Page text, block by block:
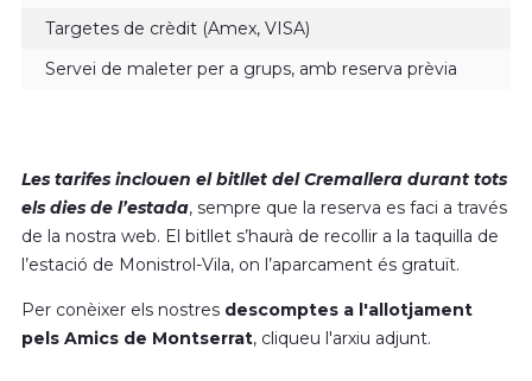
Targetes de crèdit (Amex, VISA)
Servei de maleter per a grups, amb reserva prèvia
Les tarifes inclouen el bitllet del Cremallera durant tots
els dies de l’estada, sempre que la reserva es faci a través
de la nostra web. El bitllet s’haurà de recollir a la taquilla de
l’estació de Monistrol-Vila, on l’aparcament és gratuït.
Per conèixer els nostres descomptes a l'allotjament
pels Amics de Montserrat, cliqueu l'arxiu adjunt.